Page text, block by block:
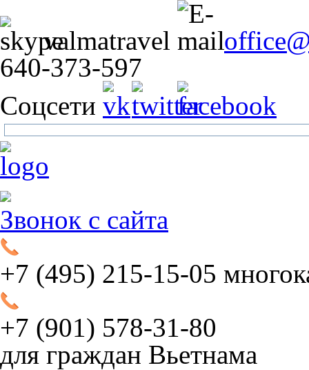
valmatravel
640-373-597
Соцсети
Звонок с сайта
+7 (495) 215-15-05
+7 (901) 578-31-80
для граждан Вьетнама